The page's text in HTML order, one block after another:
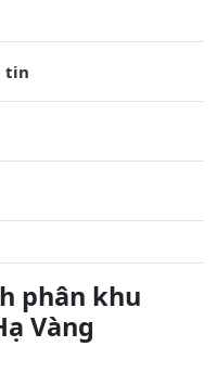
tin
phân khu
Vàng